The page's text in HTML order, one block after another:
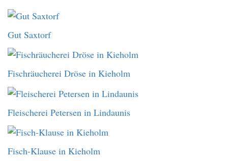
Gut Saxtorf
Fischräucherei Dröse in Kieholm
Fleischerei Petersen in Lindaunis
Fisch-Klause in Kieholm